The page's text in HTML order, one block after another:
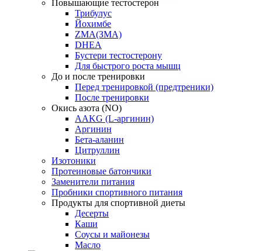
Повышающие тестостерон
Трибулус
Йохимбе
ZMA(ЗМА)
DHEA
Бустери тестостерону
Для быстрого роста мышц
До и после тренировки
Перед тренировкой (предтреники)
После тренировки
Окись азота (NO)
AAKG (L-аргинин)
Аргинин
Бета-аланин
Цитруллин
Изотоники
Протеиновые батончики
Заменители питания
Пробники спортивного питания
Продукты для спортивной диеты
Десерты
Каши
Соусы и майонезы
Масло